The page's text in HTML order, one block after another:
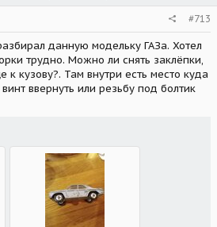
#713
данную модельку ГАЗа. Хотел
трудно. Можно ли снять заклёпки,
кузову?. Там внутри есть место куда
ввернуть или резьбу под болтик